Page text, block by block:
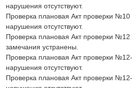
нарушения отсутствуют.
Проверка плановая Акт проверки
нарушения отсутствуют.
Проверка плановая Акт проверки
замечания устранены.
Проверка плановая Акт проверки
нарушения отсутствуют.
Проверка плановая Акт проверки